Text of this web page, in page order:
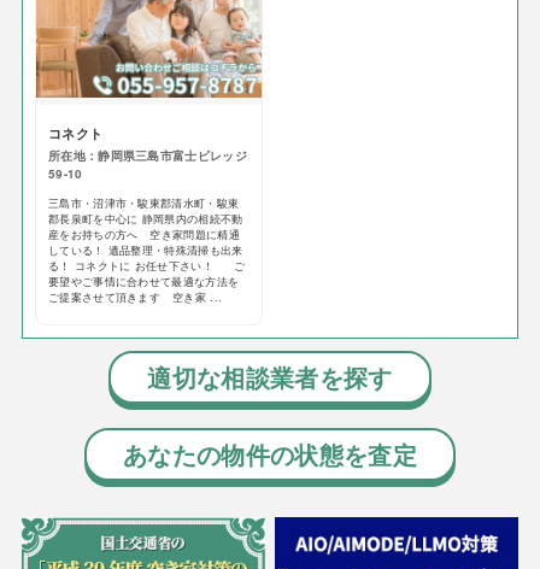
コネクト
所在地：静岡県三島市富士ビレッジ
59-10
三島市・沼津市・駿東郡清水町・駿東
郡長泉町を中心に 静岡県内の相続不動
産をお持ちの方へ 空き家問題に精通
している！ 遺品整理・特殊清掃も出来
る！ コネクトに お任せ下さい！ ご
要望やご事情に合わせて最適な方法を
ご提案させて頂きます 空き家 ...
適切な相談業者を探す
あなたの物件の状態を査定